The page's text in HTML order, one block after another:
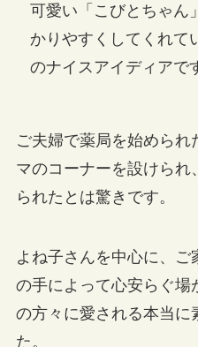
可愛い「こびとちゃん
かりやすくしてくれて
のナイスアイディアで
ご夫婦で薬局を始められ
マのコーナーを設けられ
られたとは驚きです。
よね子さんを中心に、
の手によって心安らぐ場
の方々に愛される本当に
た。